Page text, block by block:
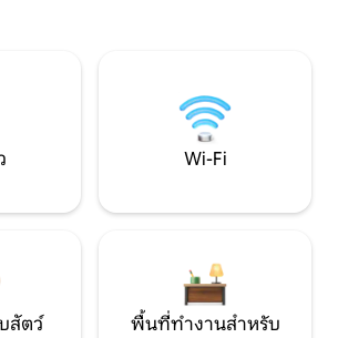
Wi-Fi
สัตว์
พื้นที่ทำงานสำหรับ